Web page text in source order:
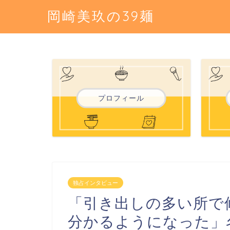
岡崎美玖の39麺
プロフィール
独占インタビュー
「引き出しの多い所
分かるようになった